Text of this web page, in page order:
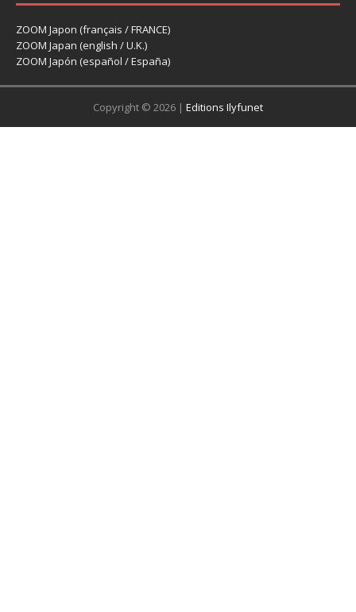
ZOOM Japon (français / FRANCE)
ZOOM Japan (english / U.K.)
ZOOM Japón (español / España)
Copyright © 2026 | Editions Ilyfunet